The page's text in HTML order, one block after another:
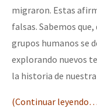
migraron. Estas
falsas. Sabemos
grupos humanos se
explorando nuevos
la historia de nuestra
(Continuar